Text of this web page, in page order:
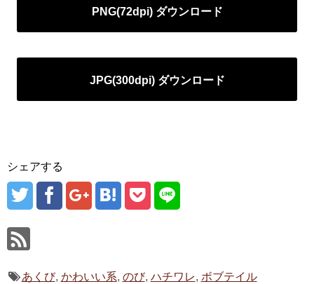
PNG(72dpi) ダウンロード
JPG(300dpi) ダウンロード
シェアする
あくび, かわいい系, のび, ハチワレ, ボブテイル